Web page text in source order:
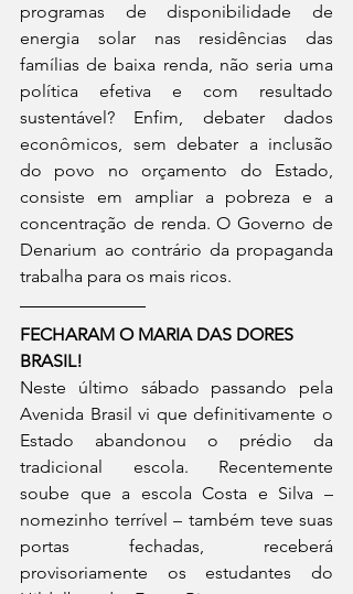
programas de disponibilidade de
energia solar nas residências das
famílias de baixa renda, não seria uma
política efetiva e com resultado
sustentável? Enfim, debater dados
econômicos, sem debater a inclusão
do povo no orçamento do Estado,
consiste em ampliar a pobreza e a
concentração de renda. O Governo de
Denarium ao contrário da propaganda
trabalha para os mais ricos.
FECHARAM O MARIA DAS DORES
BRASIL!
Neste último sábado passando pela
Avenida Brasil vi que definitivamente o
Estado abandonou o prédio da
tradicional escola. Recentemente
soube que a escola Costa e Silva –
nomezinho terrível – também teve suas
portas fechadas, receberá
provisoriamente os estudantes do